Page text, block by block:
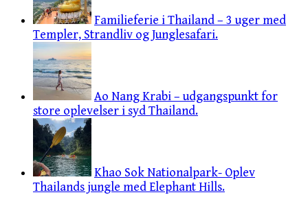
Familieferie i Thailand – 3 uger med
Templer, Strandliv og Junglesafari.
Ao Nang Krabi – udgangspunkt for
store oplevelser i syd Thailand.
Khao Sok Nationalpark- Oplev
Thailands jungle med Elephant Hills.